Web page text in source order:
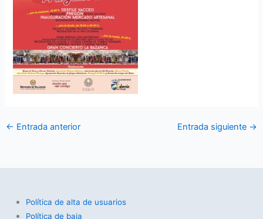
← Entrada anterior Entrada siguiente →
Política de alta de usuarios
Política de baja